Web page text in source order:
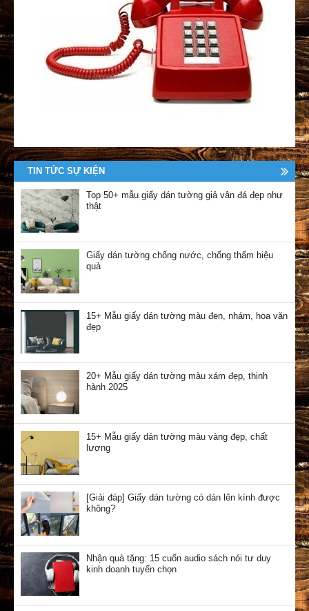
TIN TỨC SỰ KIỆN
Top 50+ mẫu giấy dán tường giả vân đá đẹp như
thật
Giấy dán tường chống nước, chống thấm hiệu
quả
15+ Mẫu giấy dán tường màu đen, nhám, hoa văn
đẹp
20+ Mẫu giấy dán tường màu xám đẹp, thịnh
hành 2025
15+ Mẫu giấy dán tường màu vàng đẹp, chất
lượng
[Giải đáp] Giấy dán tường có dán lên kính được
không?
Nhận quà tặng: 15 cuốn audio sách nói tư duy
kinh doanh tuyển chọn